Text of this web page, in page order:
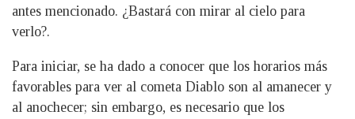
antes mencionado. ¿Bastará con mirar al cielo para
verlo?.
Para iniciar, se ha dado a conocer que los horarios más
favorables para ver al cometa Diablo son al amanecer y
al anochecer; sin embargo, es necesario que los